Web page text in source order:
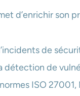
d’enrichir
de
détection de
ISO 27001,